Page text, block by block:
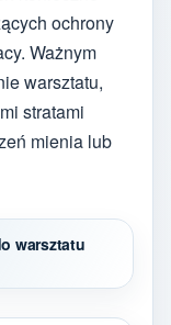
ochrony
Ważnym
warsztatu,
stratami
mienia lub
warsztatu